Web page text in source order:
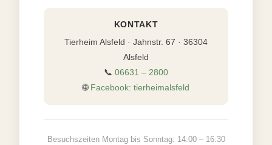
KONTAKT
Tierheim Alsfeld · Jahnstr. 67 · 36304
Alsfeld
📞 06631 – 2800
🌐 Facebook: tierheimalsfeld
Besuchszeiten Montag bis Sonntag: 14:00 – 16:30